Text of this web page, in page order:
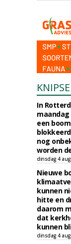
In
een
nog
worden
dinsdag 4
Nieuwe
kunnen
hitte en
daarom
dat
kunnen
dinsdag 4